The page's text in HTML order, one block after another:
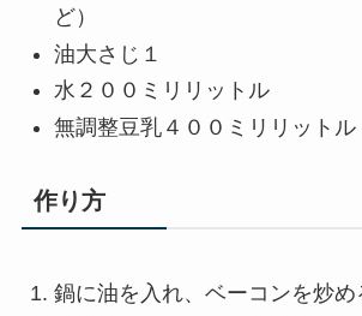
ど）
油大さじ１
水２００ミリリットル
無調整豆乳４００ミリリットル
作り方
鍋に油を入れ、ベーコンを炒め